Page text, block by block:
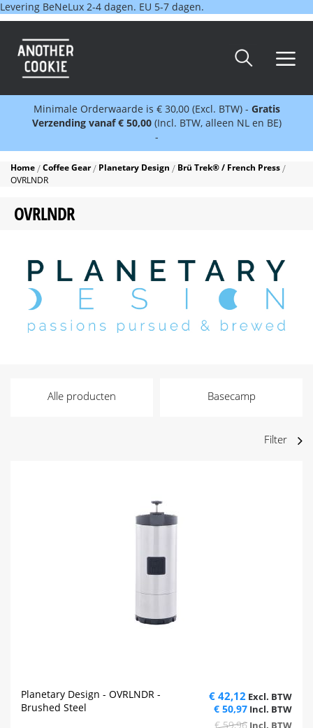
Levering BeNeLux 2-4 dagen. EU 5-7 dagen.
Minimale Orderwaarde is € 30,00 (Excl. BTW) - Gratis
Verzending vanaf € 50,00 (Incl. BTW, alleen NL en BE)
-
Home Coffee Gear Planetary Design
Brü Trek® / French Press
OVRLNDR
OVRLNDR
Alle producten Basecamp
Filter
Planetary Design - OVRLNDR -
Brushed Steel
€ 42,12
€ 50,97
€ 59,96